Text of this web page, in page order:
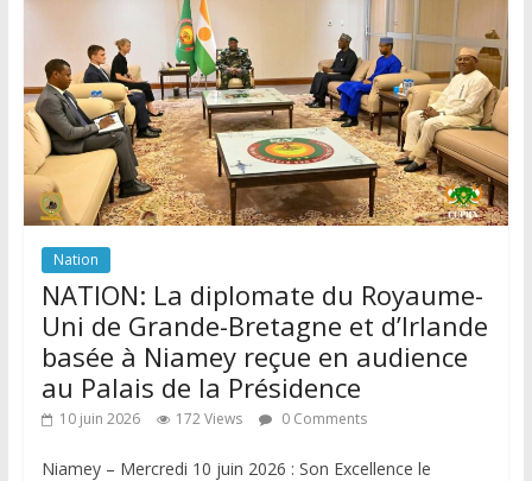
Nation
NATION: La diplomate du Royaume-
Uni de Grande-Bretagne et d’Irlande
basée à Niamey reçue en audience
au Palais de la Présidence
10 juin 2026 172 Views 0 Comments
Niamey – Mercredi 10 juin 2026 : Son Excellence le